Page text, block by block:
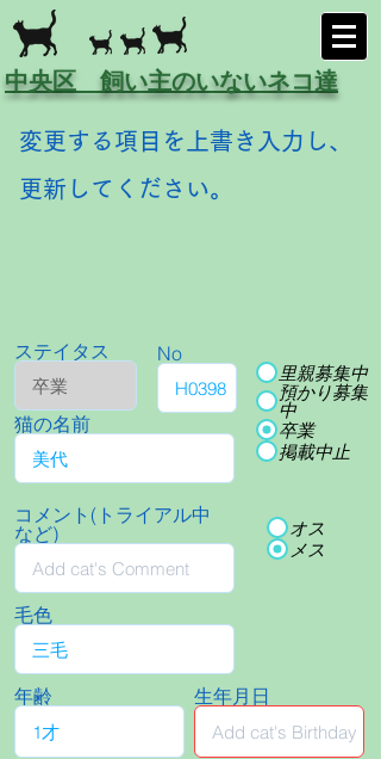
中央区 飼い主のいないネコ達
変更する項目を上書き入力し、
更新してください。
ステイタス No
猫の名前
里親募集中
預かり募集
中
卒業
掲載中止
コメント(トライアル中
など)
オス
メス
毛色
年齢 生年月日